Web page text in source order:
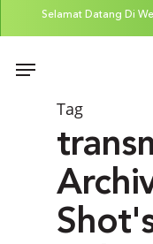
to
main
Selamat Datang Di
Menu
Tag